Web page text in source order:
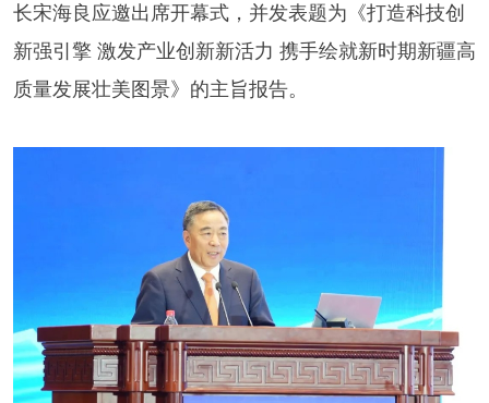
长宋海良应邀出席开幕式，并发表题为《打造科技创
新强引擎 激发产业创新新活力 携手绘就新时期新疆高
质量发展壮美图景》的主旨报告。